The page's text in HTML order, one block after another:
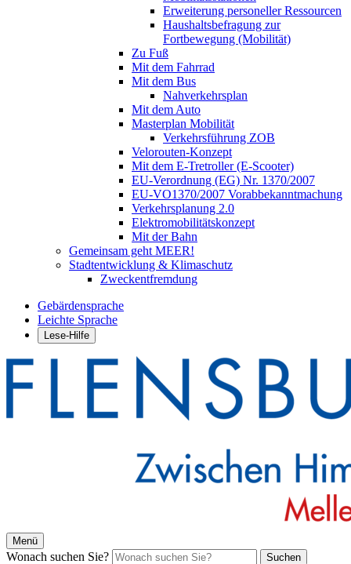
Erweiterung personeller Ressourcen
Haushaltsbefragung zur
Fortbewegung (Mobilität)
Zu Fuß
Mit dem Fahrrad
Mit dem Bus
Nahverkehrsplan
Mit dem Auto
Masterplan Mobilität
Verkehrsführung ZOB
Velorouten-Konzept
Mit dem E-Tretroller (E-Scooter)
EU-Verordnung (EG) Nr. 1370/2007
EU-VO1370/2007 Vorabbekanntmachung
Verkehrsplanung 2.0
Elektromobilitätskonzept
Mit der Bahn
Gemeinsam geht MEER!
Stadtentwicklung & Klimaschutz
Zweckentfremdung
Gebärdensprache
Leichte Sprache
Lese-Hilfe
Menü
Wonach suchen Sie?
Suchen